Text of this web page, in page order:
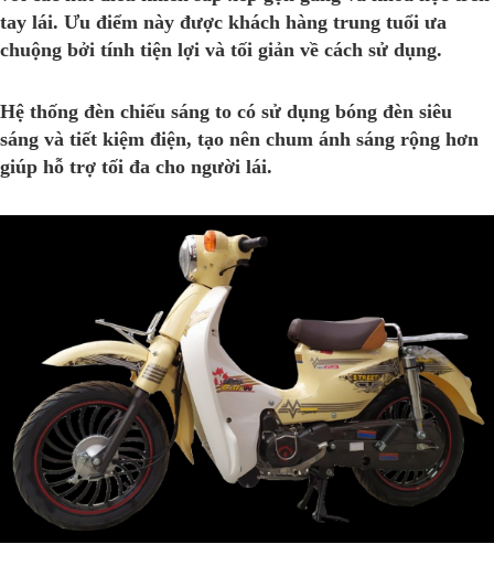
tay lái. Ưu điểm này được khách hàng trung tuổi ưa
chuộng bởi tính tiện lợi và tối giản về cách sử dụng.
Hệ thống đèn chiếu sáng to có sử dụng bóng đèn siêu
sáng và tiết kiệm điện, tạo nên chum ánh sáng rộng hơn
giúp hỗ trợ tối đa cho người lái.